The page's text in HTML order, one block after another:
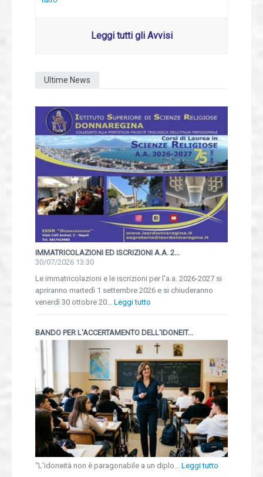
Leggi tutti gli Avvisi
Ultime News
IMMATRICOLAZIONI ED ISCRIZIONI A.A. 2...
30/07/2026 13.30
Le immatricolazioni e le iscrizioni per l'a.a. 2026-2027 si
apriranno martedì 1 settembre 2026 e si chiuderanno
venerdì 30 ottobre 20... Leggi tutto
BANDO PER L'ACCERTAMENTO DELL'IDONEIT...
“L’idoneità non è paragonabile a un diplo... Leggi tutto